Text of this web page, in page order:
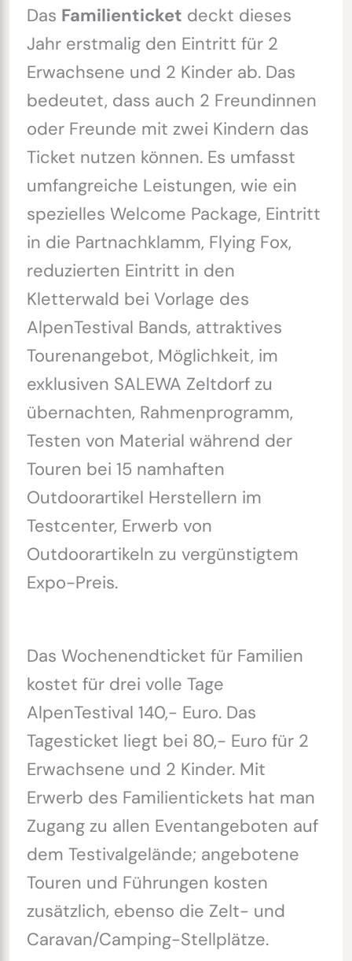
Das Familienticket deckt dieses
Jahr erstmalig den Eintritt für 2
Erwachsene und 2 Kinder ab. Das
bedeutet, dass auch 2 Freundinnen
oder Freunde mit zwei Kindern das
Ticket nutzen können. Es umfasst
umfangreiche Leistungen, wie ein
spezielles Welcome Package, Eintritt
in die Partnachklamm, Flying Fox,
reduzierten Eintritt in den
Kletterwald bei Vorlage des
AlpenTestival Bands, attraktives
Tourenangebot, Möglichkeit, im
exklusiven SALEWA Zeltdorf zu
übernachten, Rahmenprogramm,
Testen von Material während der
Touren bei 15 namhaften
Outdoorartikel Herstellern im
Testcenter, Erwerb von
Outdoorartikeln zu vergünstigtem
Expo-Preis.
Das Wochenendticket für Familien
kostet für drei volle Tage
AlpenTestival 140,- Euro. Das
Tagesticket liegt bei 80,- Euro für 2
Erwachsene und 2 Kinder. Mit
Erwerb des Familientickets hat man
Zugang zu allen Eventangeboten auf
dem Testivalgelände; angebotene
Touren und Führungen kosten
zusätzlich, ebenso die Zelt- und
Caravan/Camping-Stellplätze.